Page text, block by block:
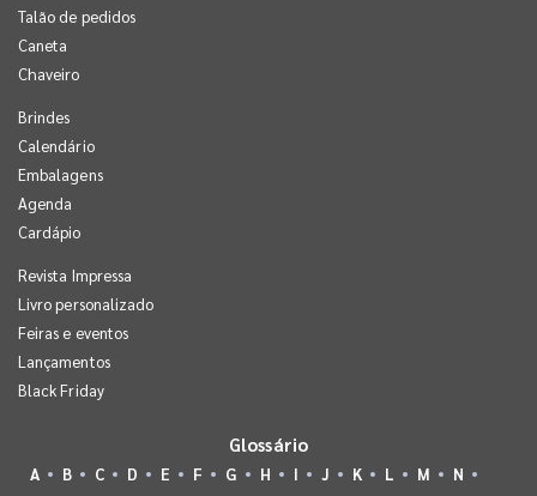
Talão de pedidos
Caneta
Chaveiro
Brindes
Calendário
Embalagens
Agenda
Cardápio
Revista Impressa
Livro personalizado
Feiras e eventos
Lançamentos
Black Friday
Glossário
A B C D E F G H I J K L M N